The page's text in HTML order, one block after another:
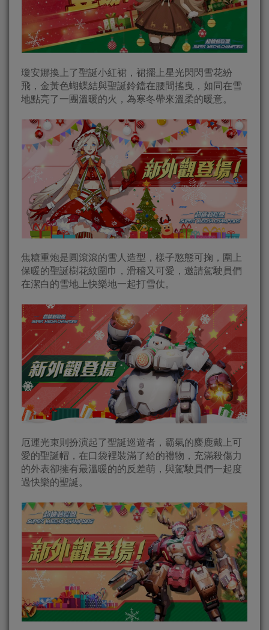
瓊安娜換上了聖誕小紅裙，裙擺上星光閃閃雪花紛
飛，金黃色蝴蝶結與聖誕鈴鐺在腰間搖曳，如同在雪
地點亮了一團溫暖的火，為寒冬帶來溫柔的暖意。
焦糖重炮是圓滾滾的雪人造型，樣子憨態可掬，圍上
保暖的聖誕樹花紋圍巾，滑稽又可愛，邀請駕駛員們
在潔白的雪地上快樂地一起打雪仗。
厄運光束則扮演起了聖誕巡遊者，霸氣的麋鹿戴上可
愛的聖誕帽，在口袋裡裝滿了給的禮物，充滿殺傷力
的外表卻擁有最溫暖的的反差萌，與駕駛員們一起度
過快樂的聖誕。